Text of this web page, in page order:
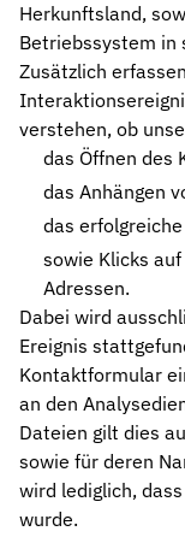
Herkunftsland,
Betriebssystem in
Zusätzlich
verstehen, ob
das Öffnen des
das Anhängen
das
sowie Klicks
Adressen.
Dabei wird
Ereignis
Kontaktformular
an den
Dateien gilt dies
sowie für deren
wird lediglich,
wurde.